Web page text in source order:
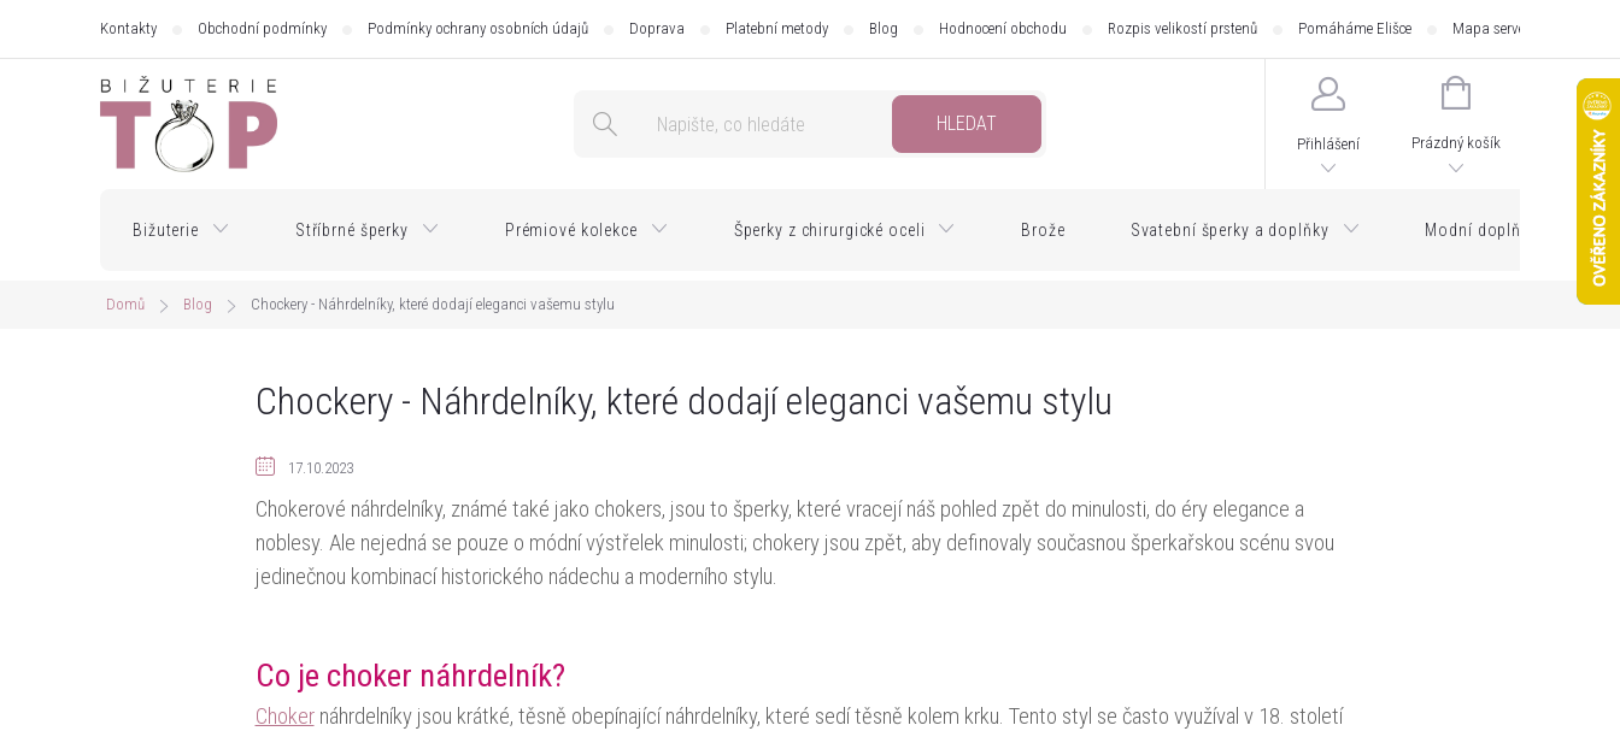
Kontakty Obchodní podmínky Podmínky ochrany osobních údajů Doprava Platební metody Blog Hodnocení obchodu Rozpis velikostí prstenů Pomáháme Elišce Mapa serveru
HLEDAT
Přihlášení
NÁKUPNÍ
Prázdný košík
Bižuterie Stříbrné šperky Prémiové kolekce Šperky z chirurgické oceli Brože Svatební šperky a doplňky Modní doplňky
Domů Blog Chockery - Náhrdelníky, které dodají eleganci vašemu stylu
Chockery - Náhrdelníky, které dodají eleganci vašemu stylu
17.10.2023
Chokerové náhrdelníky, známé také jako chokers, jsou to šperky, které vracejí náš pohled zpět do minulosti, do éry elegance a
noblesy. Ale nejedná se pouze o módní výstřelek minulosti; chokery jsou zpět, aby definovaly současnou šperkařskou scénu svou
jedinečnou kombinací historického nádechu a moderního stylu.
Co je choker náhrdelník?
Chokernáhrdelníky jsou krátké, těsně obepínající náhrdelníky, které sedí těsně kolem krku. Tento styl se často využíval v 18. století